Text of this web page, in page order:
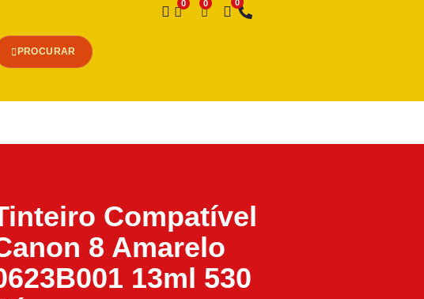
PROCURAR
Desejo
Compatível
8 Amarelo
13ml 530